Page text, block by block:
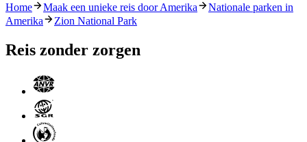
Home Maak een unieke reis door Amerika
Nationale parken in
Amerika
Zion National Park
Reis zonder zorgen